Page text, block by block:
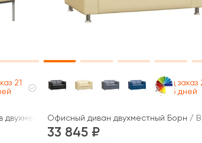
21
двухместный Форест / Forest
Под заказ
раб дней
Офисный диван двухместный Борн /
33 845